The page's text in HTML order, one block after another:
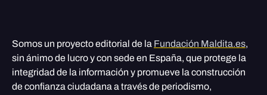
Somos un proyecto editorial de la Fundación Maldita.es,
sin ánimo de lucro y con sede en España, que protege la
integridad de la información y promueve la construcción
de confianza ciudadana a través de periodismo,